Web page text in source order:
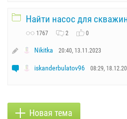
Найти насос для
1767 2 0
Nikitka 20:40, 13.11.2023
iskanderbulatov96 08:29,
Новая тема